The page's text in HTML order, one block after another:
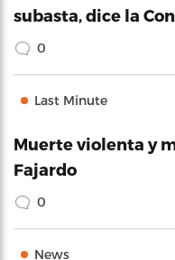
subasta, dice la
0
Last Minute
Muerte violenta y
Fajardo
0
News